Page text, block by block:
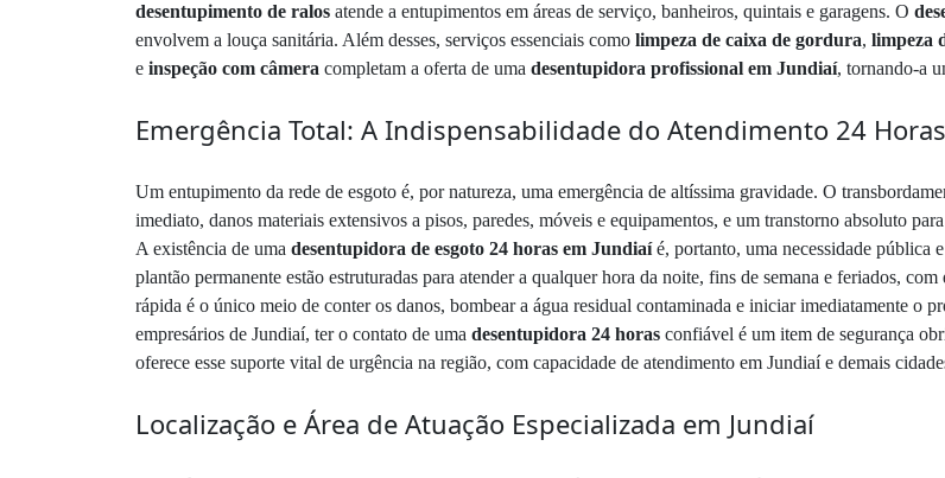
desentupimento de ralos atende a entupimentos em áreas de serviço, banheiros, quintais e garagens. O
envolvem a louça sanitária. Além desses, serviços essenciais como limpeza de caixa de gordura, limpeza
e inspeção com câmera completam a oferta de uma desentupidora profissional em Jundiaí, tornando-a
Emergência Total: A Indispensabilidade do Atendimento 24
Um entupimento da rede de esgoto é, por natureza, uma emergência de altíssima gravidade. O
imediato, danos materiais extensivos a pisos, paredes, móveis e equipamentos, e um transtorno absoluto
A existência de uma desentupidora de esgoto 24 horas em Jundiaíé, portanto, uma necessidade pública
plantão permanente estão estruturadas para atender a qualquer hora da noite, fins de semana e feriados,
rápida é o único meio de conter os danos, bombear a água residual contaminada e iniciar imediatamente o
empresários de Jundiaí, ter o contato de uma desentupidora 24 horas confiável é um item de segurança
oferece esse suporte vital de urgência na região, com capacidade de atendimento em Jundiaí e demais
Localização e Área de Atuação Especializada em Jundiaí